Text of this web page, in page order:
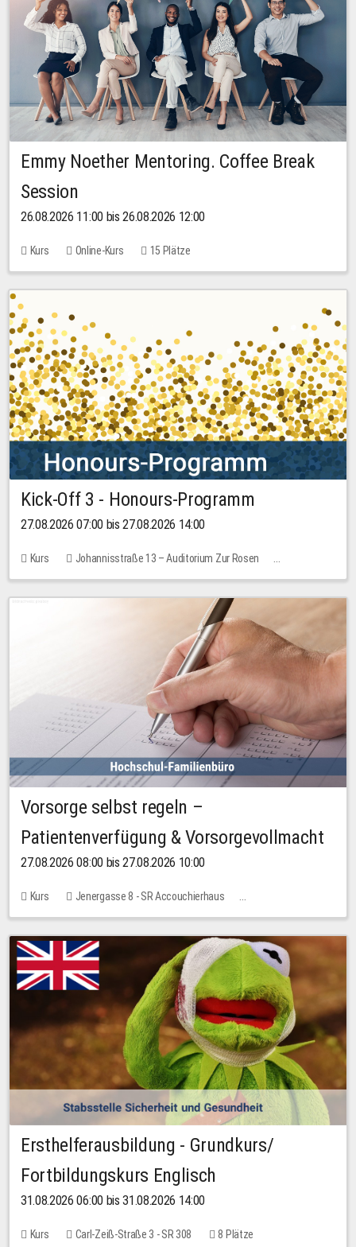
Emmy Noether Mentoring. Coffee Break
Session
26.08.2026 11:00 bis 26.08.2026 12:00
Kurs Online-Kurs 15 Plätze
Kick-Off 3 - Honours-Programm
27.08.2026 07:00 bis 27.08.2026 14:00
Kurs
Johannisstraße 13 – Auditorium Zur Rosen
11 Plätze
Vorsorge selbst regeln –
Patientenverfügung & Vorsorgevollmacht
27.08.2026 08:00 bis 27.08.2026 10:00
Kurs
Jenergasse 8 - SR Accouchierhaus
Keine freien Plätze
Ersthelferausbildung - Grundkurs/
Fortbildungskurs Englisch
31.08.2026 06:00 bis 31.08.2026 14:00
Kurs Carl-Zeiß-Straße 3 - SR 308 8 Plätze